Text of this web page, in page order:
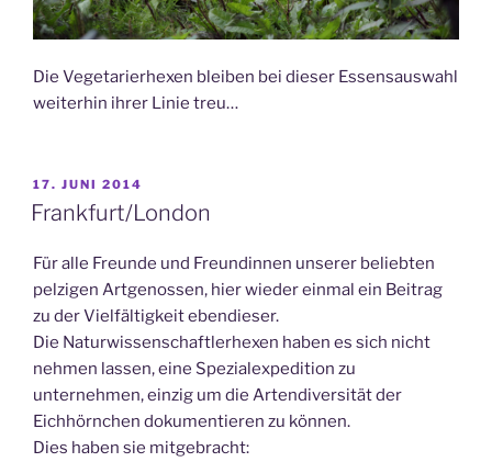
Die Vegetarierhexen bleiben bei dieser Essensauswahl
weiterhin ihrer Linie treu…
VERÖFFENTLICHT
AM
17. JUNI 2014
Frankfurt/London
Für alle Freunde und Freundinnen unserer beliebten
pelzigen Artgenossen, hier wieder einmal ein Beitrag
zu der Vielfältigkeit ebendieser.
Die Naturwissenschaftlerhexen haben es sich nicht
nehmen lassen, eine Spezialexpedition zu
unternehmen, einzig um die Artendiversität der
Eichhörnchen dokumentieren zu können.
Dies haben sie mitgebracht: